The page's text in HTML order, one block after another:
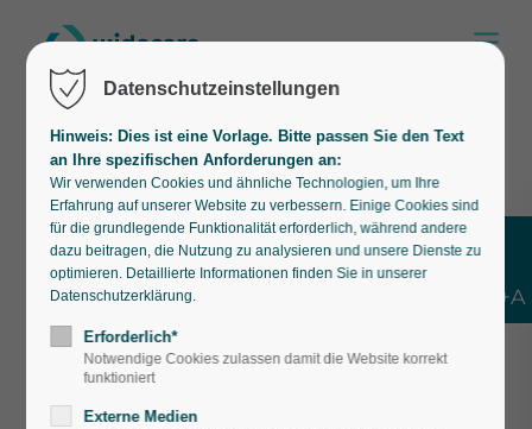
Datenschutzeinstellungen
Hinweis: Dies ist eine Vorlage. Bitte passen Sie den Text
an Ihre spezifischen Anforderungen an:
Wir verwenden Cookies und ähnliche Technologien, um Ihre
Erfahrung auf unserer Website zu verbessern. Einige Cookies sind
für die grundlegende Funktionalität erforderlich, während andere
dazu beitragen, die Nutzung zu analysieren und unsere Dienste zu
optimieren. Detaillierte Informationen finden Sie in unserer
Datenschutzerklärung.
Erforderlich*
Notwendige Cookies zulassen damit die Website korrekt
funktioniert
Externe Medien
Shift+Alt+A